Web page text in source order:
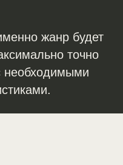
жанр будет
точно
необходимыми